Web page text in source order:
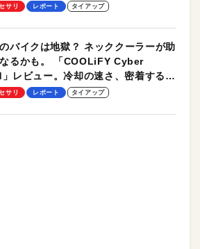
サリ レポート タイアップ
バイクは地獄？ ネッククーラーが助
るかも。 「COOLiFY Cyber
レビュー。冷却の速さ、密着する冷
ート、シンプルな操作性がグッド！
サリ レポート タイアップ